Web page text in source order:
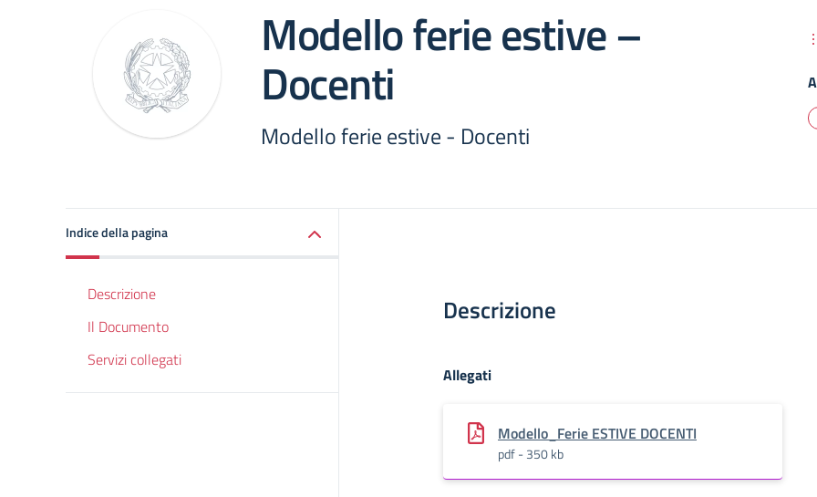
Modello ferie estive –
Docenti
Modello ferie estive - Docenti
Indice della pagina
Descrizione
Il Documento
Servizi collegati
Descrizione
Allegati
Modello_Ferie ESTIVE DOCENTI
pdf - 350 kb